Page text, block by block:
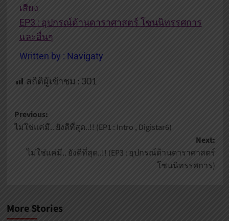
เสียง
EP3 : อุปกรณ์ด้านดาราศาสตร์ โซนนิทรรศการ
และอื่นๆ
Written by : Navigaty
สถิติผู้เข้าชม : 301
Previous:
ไม่ใช่แค่มี.. ยังดีที่สุด..!! (EP1 : Intro , Digistar6)
Next:
ไม่ใช่แค่มี.. ยังดีที่สุด..!! (EP3 : อุปกรณ์ด้านดาราศาสตร์
โซนนิทรรศการ)
More Stories